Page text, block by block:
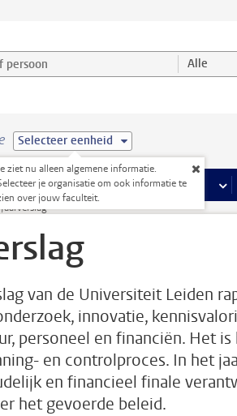
en selecteer categorie Alle
Selecteer eenheid
ziet nu alleen algemene informatie.
je organisatie om ook informatie te
over jouw faculteit.
meer Faciliteiten pagina’s
Onderwijs meer Onderwijs
Onderzoek
Jaarverslag
van de Universiteit Leiden
innovatie,
personeel en financiën. Het
en controlproces. In het
en financieel finale
het gevoerde beleid.